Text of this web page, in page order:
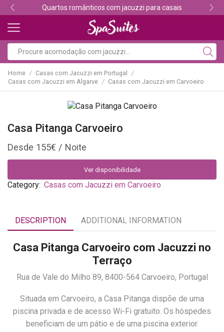
Quartos românticos com jacuzzi para casais
Home / Casas com Jacuzzi em Portugal /
Casas com Jacuzzi em Algarve / Casas com Jacuzzi em Carvoeiro
Casa Pitanga Carvoeiro
155€
Ver disponibilidade
Category: Casas com Jacuzzi em Carvoeiro
DESCRIPTION ADDITIONAL INFORMATION
Casa Pitanga Carvoeiro com Jacuzzi no
Terraço
Rua de Vale do Milho 89, 8400-564 Carvoeiro, Portugal
Situada em Carvoeiro, a Casa Pitanga dispõe de uma
piscina privada e de acesso Wi-Fi gratuito. Os hóspedes
beneficiam de um pátio e de uma piscina exterior.